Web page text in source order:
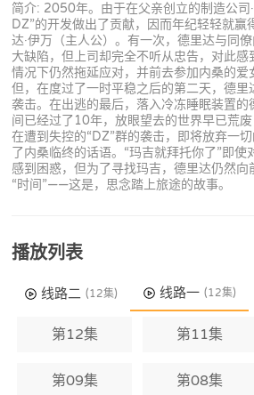
简介: 2050年。由于在父亲创立的制造公司
DZ”的开发做出了贡献，因而年纪轻轻就赢
达·伊万（主人公）。有一次，德里达与同
大缺陷，但上司却完全不听从忠告，对此感
情况下仍然拖延应对，并前去参加内桑的爱
但，在度过了一时平稳之后的第二天，德里
袭击。在出逃的最后，落入冷冻睡眠装置
间已经过了10年，放眼望去的世界早已荒
在遭到失控的“DZ”群的袭击，即将放弃一
了内桑临终的话语。“玛吉就拜托你了”即使
感到困惑，但为了寻找玛吉，德里达仍然向
“时间”——这是，思念踏上旅途的故事。
播放列表
线路二 (12集) 线路一 (12集)
第12集 第11集
第09集 第08集